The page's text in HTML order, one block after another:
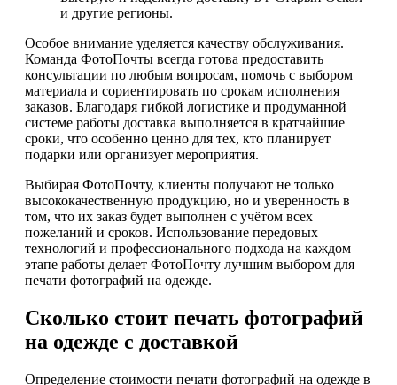
и другие регионы.
Особое внимание уделяется качеству обслуживания.
Команда ФотоПочты всегда готова предоставить
консультации по любым вопросам, помочь с выбором
материала и сориентировать по срокам исполнения
заказов. Благодаря гибкой логистике и продуманной
системе работы доставка выполняется в кратчайшие
сроки, что особенно ценно для тех, кто планирует
подарки или организует мероприятия.
Выбирая ФотоПочту, клиенты получают не только
высококачественную продукцию, но и уверенность в
том, что их заказ будет выполнен с учётом всех
пожеланий и сроков. Использование передовых
технологий и профессионального подхода на каждом
этапе работы делает ФотоПочту лучшим выбором для
печати фотографий на одежде.
Сколько стоит печать фотографий
на одежде с доставкой
Определение стоимости печати фотографий на одежде в